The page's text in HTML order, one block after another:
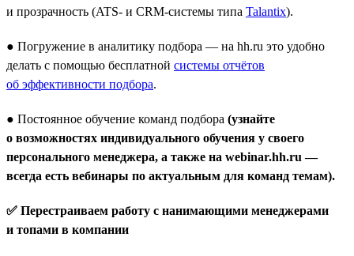
и прозрачность (ATS- и CRM-системы типа Talantix).
● Погружение в аналитику подбора — на hh.ru это удобно
делать с помощью бесплатной системы отчётов
об эффективности подбора.
● Постоянное обучение команд подбора (узнайте
о возможностях индивидуального обучения у своего
персонального менеджера, а также на webinar.hh.ru —
всегда есть вебинары по актуальным для команд темам).
✅ Перестраиваем работу с нанимающими менеджерами
и топами в компании